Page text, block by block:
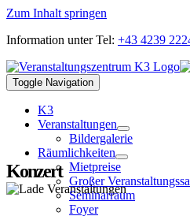
Zum Inhalt springen
Information unter Tel: +43 4239
Toggle Navigation
K3
Veranstaltungen
Bildergalerie
Räumlichkeiten
Mietpreise
Großer
Seminarraum
Foyer
Konzert